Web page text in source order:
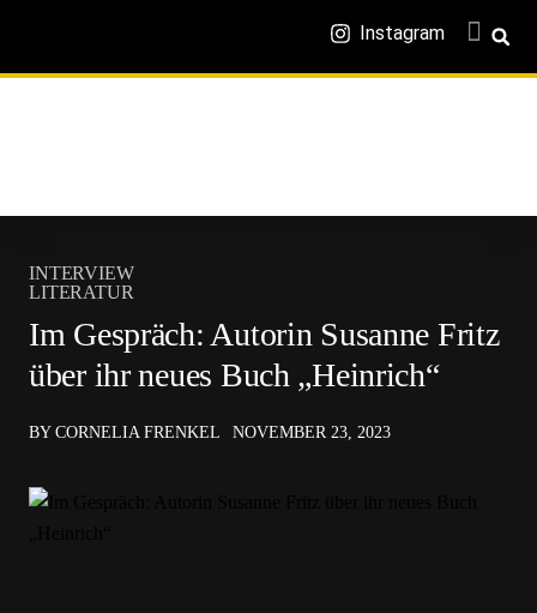
Instagram
INTERVIEW
LITERATUR
Im Gespräch: Autorin Susanne Fritz
über ihr neues Buch „Heinrich“
BY CORNELIA FRENKEL NOVEMBER 23, 2023